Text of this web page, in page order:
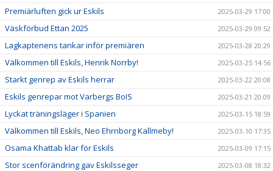
Premiärluften gick ur Eskils 2025-03-29 17:00
Väskförbud Ettan 2025 2025-03-29 09:52
Lagkaptenens tankar inför premiären 2025-03-28 20:29
Välkommen till Eskils, Henrik Norrby! 2025-03-25 14:56
Starkt genrep av Eskils herrar 2025-03-22 20:08
Eskils genrepar mot Varbergs BoIS 2025-03-21 20:09
Lyckat träningsläger i Spanien 2025-03-15 18:59
Välkommen till Eskils, Neo Ehrnborg Kallmeby! 2025-03-10 17:35
Osama Khattab klar för Eskils 2025-03-09 17:15
Stor scenförändring gav Eskilsseger 2025-03-08 18:32